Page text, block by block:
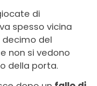
di
spesso vicina
decimo del
non si vedono
della porta.